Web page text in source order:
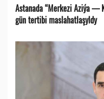
Astanada “Merkezi Aziýa —
gün tertibi maslahatlaşyldy